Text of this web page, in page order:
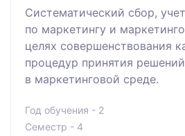
Систематический сбор,
по маркетингу и
целях совершенствования
процедур принятия
в маркетинговой среде.
Год обучения - 2
Семестр - 4